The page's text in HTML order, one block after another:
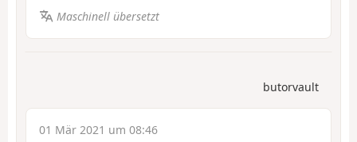
Maschinell übersetzt
butorvault
01 Mär 2021 um 08:46